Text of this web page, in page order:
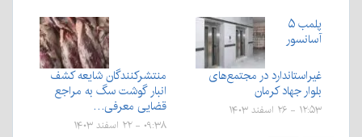
پلمب ۵
آسانسور
غیراستاندارد در مجتمع‌های
بلوار جهاد کرمان
۱۲:۵۳ - ۲۶ اسفند ۱۴۰۳
منتشرکنندگان شایعه کشف
انبار گوشت سگ به مراجع
قضایی معرفی…
۰۹:۳۸ - ۲۲ اسفند ۱۴۰۳